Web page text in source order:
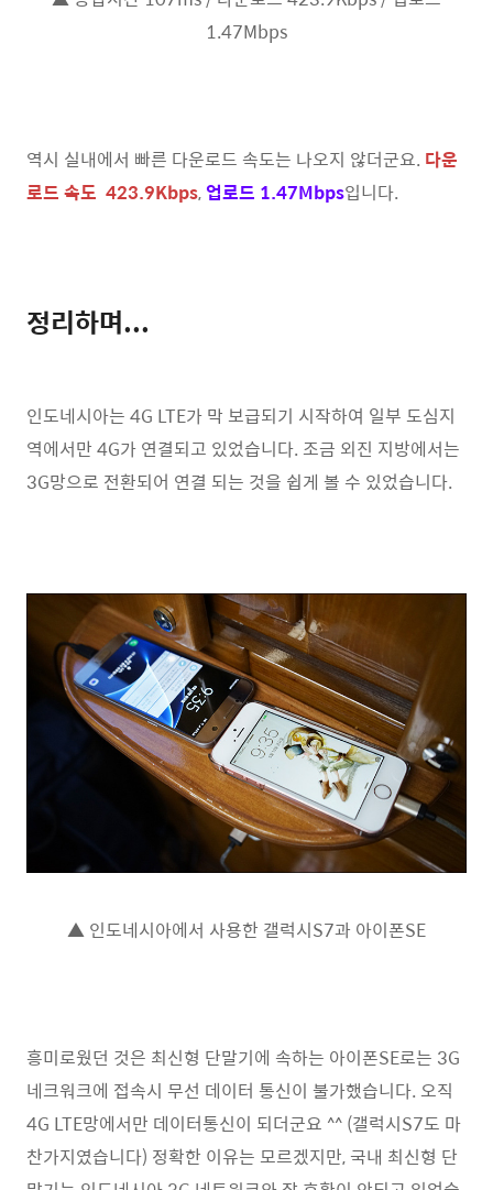
1.47Mbps
역시 실내에서 빠른 다운로드 속도는 나오지 않더군요. 다운
로드 속도 423.9Kbps,업로드 1.47Mbps입니다.
정리하며...
인도네시아는 4G LTE가 막 보급되기 시작하여 일부 도심지
역에서만 4G가 연결되고 있었습니다. 조금 외진 지방에서는
3G망으로 전환되어 연결 되는 것을 쉽게 볼 수 있었습니다.
▲ 인도네시아에서 사용한 갤럭시S7과 아이폰SE
흥미로웠던 것은 최신형 단말기에 속하는 아이폰SE로는 3G
네크워크에 접속시 무선 데이터 통신이 불가했습니다. 오직
4G LTE망에서만 데이터통신이 되더군요 ^^ (갤럭시S7도 마
찬가지였습니다) 정확한 이유는 모르겠지만, 국내 최신형 단